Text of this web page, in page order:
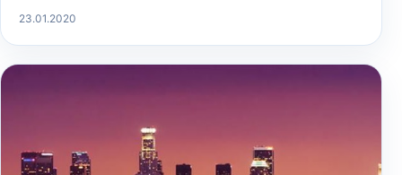
23.01.2020